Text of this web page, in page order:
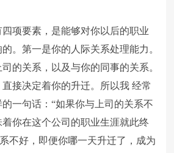
项要素，是能够对你以后的职业
。第一是你的人际关系处理能力。
的关系，以及与你的同事的关系。
接决定着你的升迁。所以我 经常
一句话：“如果你与上司的关系不
你在这个公司的职业生涯就此终
不好，即便你哪一天升迁了，成为